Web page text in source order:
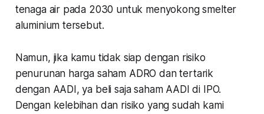
tenaga air pada 2030 untuk menyokong smelter
aluminium tersebut.
Namun, jika kamu tidak siap dengan risiko
penurunan harga saham ADRO dan tertarik
dengan AADI, ya beli saja saham AADI di IPO.
Dengan kelebihan dan risiko yang sudah kami